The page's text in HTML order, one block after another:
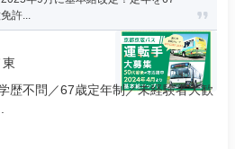
許...
歴不問／67歳定年制／未経験者大歓